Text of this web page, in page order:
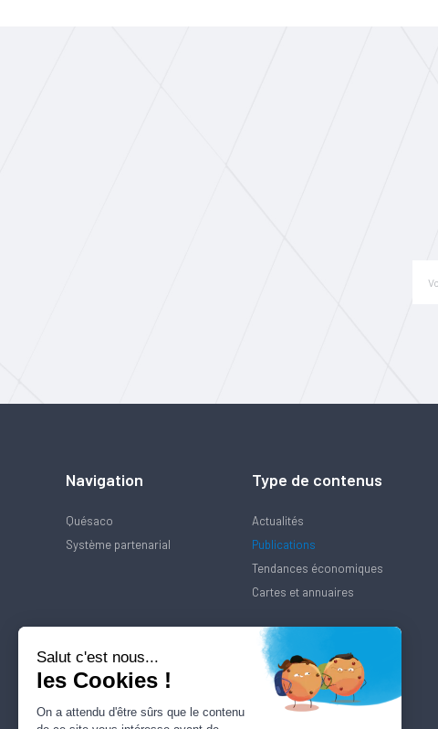
Navigation
Quésaco
Système partenarial
Type de contenus
Actualités
Publications
Tendances économiques
Cartes et annuaires
Salut c'est nous...
les Cookies !
On a attendu d'être sûrs que le contenu